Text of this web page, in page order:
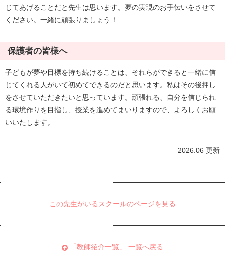
じてあげることだと先生は思います。夢の実現のお手伝いをさせて
ください。一緒に頑張りましょう！
保護者の皆様へ
子どもが夢や目標を持ち続けることは、それらができると一緒に信
じてくれる人がいて初めてできるのだと思います。私はその後押し
をさせていただきたいと思っています。頑張れる、自分を信じられ
る環境作りを目指し、授業を進めてまいりますので、よろしくお願
いいたします。
2026.06 更新
この先生がいるスクールのページを見る
「教師紹介一覧」 一覧へ戻る